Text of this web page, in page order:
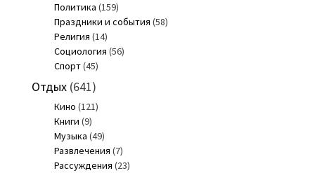
Политика (159)
Праздники и события (58)
Религия (14)
Социология (56)
Спорт(45)
Отдых(641)
Кино (121)
Книги (9)
Музыка (49)
Развлечения (7)
Рассуждения (23)